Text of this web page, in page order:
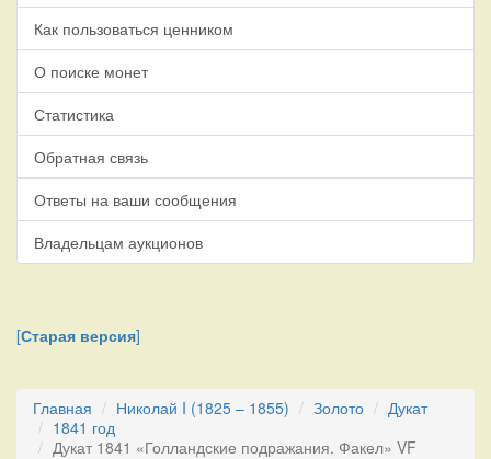
Как пользоваться ценником
О поиске монет
Статистика
Обратная связь
Ответы на ваши сообщения
Владельцам аукционов
[Старая версия]
Главная Николай I (1825 – 1855) Золото
Дукат
1841 год
Дукат 1841 «Голландские подражания. Факел» VF